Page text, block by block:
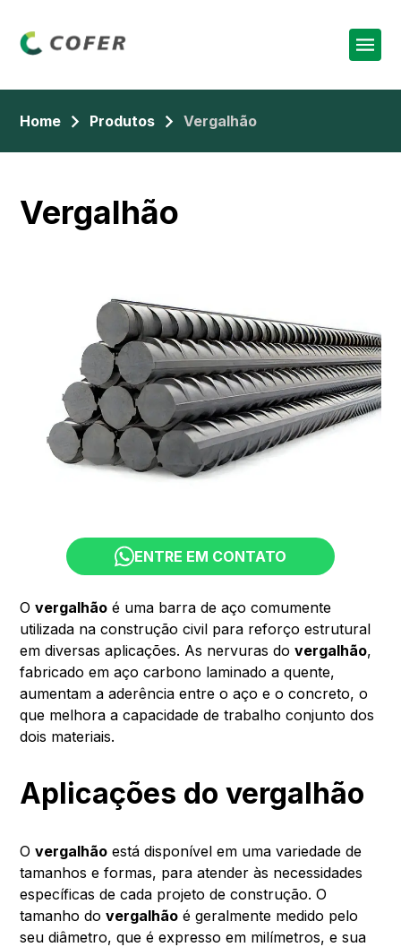
Home Produtos Vergalhão
Vergalhão
ENTRE EM CONTATO
Overgalhão é uma barra de aço comumente
utilizada na construção civil para reforço estrutural
em diversas aplicações. As nervuras dovergalhão,
fabricado em aço carbono laminado a quente,
aumentam a aderência entre o aço e o concreto, o
que melhora a capacidade de trabalho conjunto dos
dois materiais.
Aplicações do vergalhão
Overgalhão está disponível em uma variedade de
tamanhos e formas, para atender às necessidades
específicas de cada projeto de construção. O
tamanho dovergalhão é geralmente medido pelo
seu diâmetro, que é expresso em milímetros, e sua